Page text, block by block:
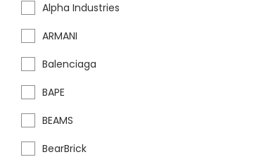
Alpha Industries
ARMANI
Balenciaga
BAPE
BEAMS
BearBrick